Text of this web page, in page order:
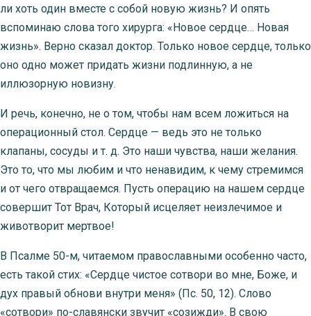
ли хоть один вместе с собой новую жизнь? И опять
вспоминаю слова того хирурга: «Новое сердце… Новая
жизнь». Верно сказал доктор. Только новое сердце, только
оно одно может придать жизни подлинную, а не
иллюзорную новизну.
И речь, конечно, не о том, чтобы нам всем ложиться на
операционный стол. Сердце — ведь это не только
клапаны, сосуды и т. д. Это наши чувства, наши желания.
Это то, что мы любим и что ненавидим, к чему стремимся
и от чего отвращаемся. Пусть операцию на нашем сердце
совершит Тот Врач, Который исцеляет неизлечимое и
животворит мертвое!
В Псалме 50-м, читаемом православными особенно часто,
есть такой стих: «Сердце чистое сотвори во мне, Боже, и
дух правый обнови внутри меня» (Пс. 50, 12). Слово
«сотвори» по-славянски звучит «созижди». В свою